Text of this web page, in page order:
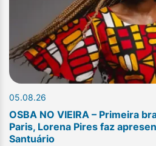
05.08.26
OSBA NO VIEIRA – Primeira
Paris, Lorena Pires faz
Santuário